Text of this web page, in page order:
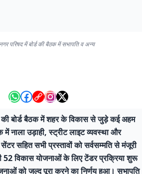
परिषद में बोर्ड की बैठक में सभापति व अन्य
की बोर्ड बैठक में शहर के विकास से जुड़े कई अहम
नाला उड़ाही, स्ट्रीट लाइट व्यवस्था और
सहित सभी प्रस्तावों को सर्वसम्मति से मंजूरी
52 विकास योजनाओं के लिए टेंडर प्रक्रिया शुरू
को जल्द पूरा करने का निर्णय हुआ। सभापति